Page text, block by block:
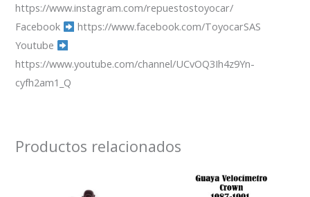
https://www.instagram.com/repuestostoyocar/
Facebook
https://www.facebook.com/ToyocarSAS
Youtube
https://www.youtube.com/channel/UCvOQ3Ih4z9Yn-
cyfh2am1_Q
Productos relacionados